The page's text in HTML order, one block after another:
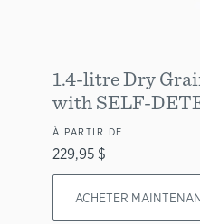
1.4-litre Dry
with SELF-
À PARTIR DE
229,95 $
ACHETER